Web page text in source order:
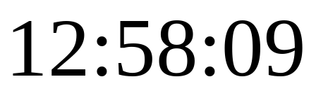
12:58:09